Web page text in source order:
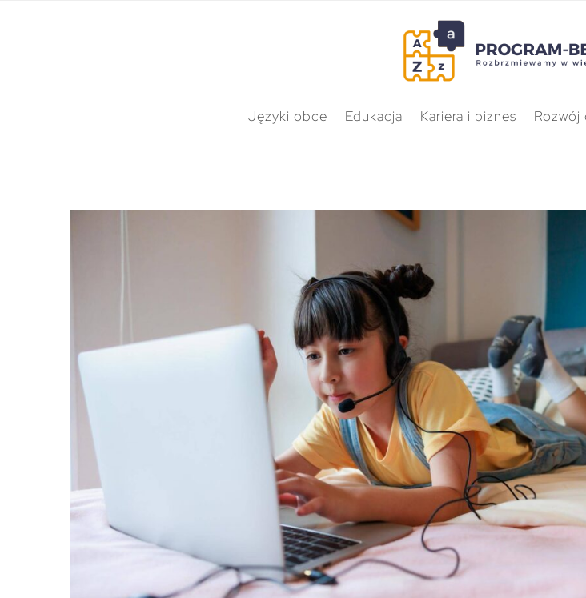
Języki obce Edukacja Kariera i biznes Rozwój